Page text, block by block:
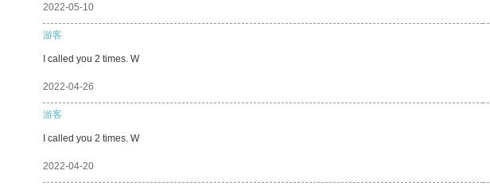
2022-05-10
游客
I called you 2 times. W
2022-04-26
游客
I called you 2 times. W
2022-04-20